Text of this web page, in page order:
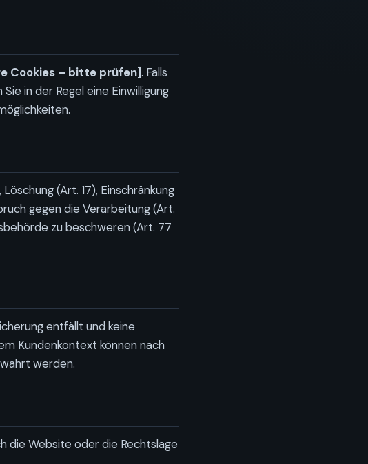
Cookies – bitte prüfen]. Falls
in der Regel eine Einwilligung
(Art. 17), Einschränkung
gegen die Verarbeitung (Art.
zu beschweren (Art. 77
entfällt und keine
Kundenkontext können nach
werden.
die Website oder die Rechtslage